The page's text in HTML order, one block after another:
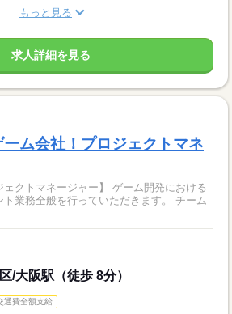
もっと見る
求人詳細を見る
ム会社！プロジェクトマネ
ェクトマネージャー】 ゲーム開発における
業務全般を行っていただきます。 チーム
/大阪駅（徒歩 8分）
通費全額支給